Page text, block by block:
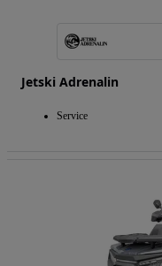
Jetski Adrenalin
Service